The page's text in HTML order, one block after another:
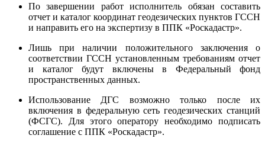
По завершении работ исполнитель обязан составить
отчет и каталог координат геодезических пунктов ГССН
и направить его на экспертизу в ППК «Роскадастр».
Лишь при наличии положительного заключения о
соответствии ГССН установленным требованиям отчет
и каталог будут включены в Федеральный фонд
пространственных данных.
Использование ДГС возможно только после их
включения в федеральную сеть геодезических станций
(ФСГС). Для этого оператору необходимо подписать
соглашение с ППК «Роскадастр».